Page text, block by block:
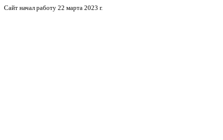
Сайт начал работу 22 марта 2023 г.